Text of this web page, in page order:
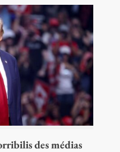
des médias